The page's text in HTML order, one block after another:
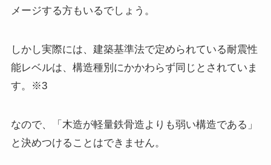
メージする方もいるでしょう。
しかし実際には、建築基準法で定められている耐震性
能レベルは、構造種別にかかわらず同じとされていま
す。※3
なので、「木造が軽量鉄骨造よりも弱い構造である」
と決めつけることはできません。